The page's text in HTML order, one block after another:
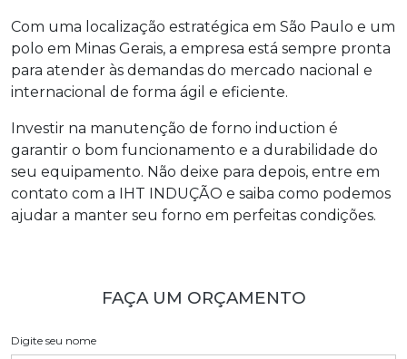
Com uma localização estratégica em São Paulo e um
polo em Minas Gerais, a empresa está sempre pronta
para atender às demandas do mercado nacional e
internacional de forma ágil e eficiente.
Investir na manutenção de forno induction é
garantir o bom funcionamento e a durabilidade do
seu equipamento. Não deixe para depois, entre em
contato com a IHT INDUÇÃO e saiba como podemos
ajudar a manter seu forno em perfeitas condições.
FAÇA UM ORÇAMENTO
Digite seu nome